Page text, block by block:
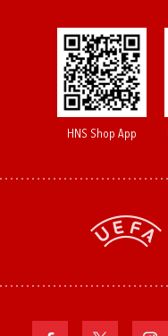
HNS Shop App